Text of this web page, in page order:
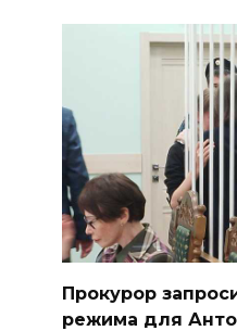
​Прокурор
режима для